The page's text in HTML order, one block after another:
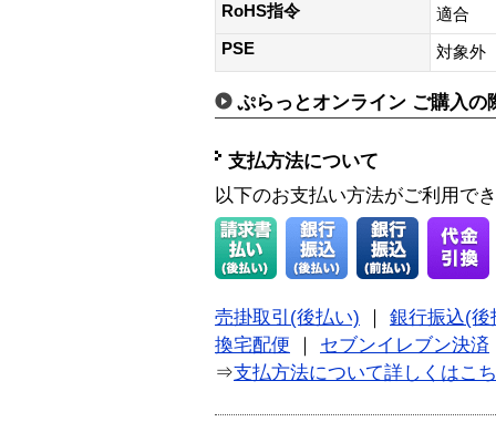
RoHS指令
適合
PSE
対象外
ぷらっとオンライン ご購入の
支払方法について
以下のお支払い方法がご利用で
売掛取引(後払い)
銀行振込(後
換宅配便
セブンイレブン決済
⇒支払方法について詳しくはこ